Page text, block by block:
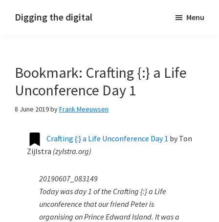
Digging the digital Menu
Bookmark: Crafting {:} a Life
Unconference Day 1
8 June 2019byFrank Meeuwsen
Crafting {:} a Life Unconference Day 1 by Ton
Zijlstra (zylstra.org)
20190607_083149
Today was day 1 of the Crafting {:} a Life
unconference that our friend Peter is
organising on Prince Edward Island. It was a